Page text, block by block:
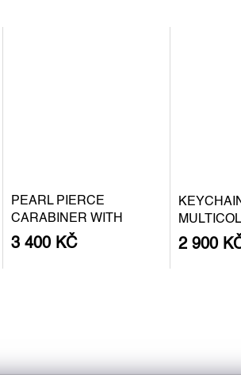
PEARL PIERCE
CARABINER WITH
BAROQUE PEARL S -
3 400 KČ 2 900